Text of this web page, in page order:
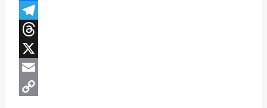
Facebook
Telegram
Threads
X
Email